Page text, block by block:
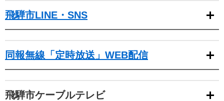
飛騨市LINE・SNS
同報無線「定時放送」WEB配信
飛騨市ケーブルテレビ